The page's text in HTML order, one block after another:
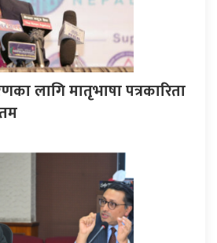
लागि मातृभाषा पत्रकारिता